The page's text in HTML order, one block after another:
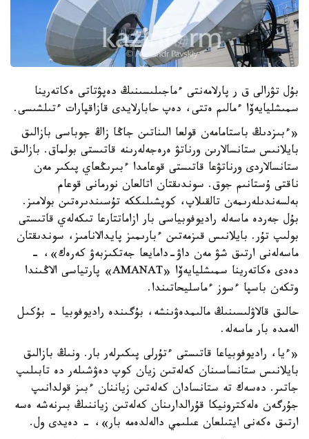
بۇل تۋرالى ق ر پارلامەنتى ءماجىلىسىنىڭ دەپۋتاتى ەكاتەرينا
سمىشليايەۆا ءمالىم ەتتى، دەپ حابارلايدى قازاقپارات ءتىلشىسى.
«ءبىزدىڭ باستامامەن قولعا الىناتىن جاڭا زاڭ جوباسى بازالىق
بايلانىس ستانسالارىن ورناتۋ ەرەجەلەرىنە قاتىستى بولماق. بازالىق
ستانسالاردى ورناتۋعا قاتىستى قوعامدا ءبىرىڭعاي پىكىر مەن
ناقتى ۇستانىم جوق. سوندىقتان اتالعان نورمانى قوعام
بەلسەندىلەرىمەن تالقىلاپ، كوپشىلىككە تۇسىندىرەتىن بولامىز.
بۇل جەردە ماسەلە راديوفوبياسى بار ازاماتتارعا تىكەلەي قاتىستى
بولىپ تۇر. بايلانىس قىزمەتىن ءبارىمىز پايدالانامىز، سوندىقتان
ماسەلەنى ارتىق شۋ مەن داۋ-دامايعا جەتكىزبەۋ كەرەك»، -
دەدى ەكاتەرينا سمىشليايەۆا «AMANAT» پارتياسى الاڭىندا
وتكەن باسپا ءسوز ءماسليحاتىندا.
حالىق قالاۋلىسىنىڭ مالىمدەۋىنشە، بۇگىندە راديوفوبيا - بۇكىل
الەمدە بار ماسەلە.
«ءيا، راديوفوبياعا قاتىستى ءتۇرلى پىكىرلەر بار. ونىڭ بازالىق
بايلانىس ستانساسىنان كەلەتىن زيان كوپ دەۋشىلەر دە تابىلىپ
جاتىر. دەسەك تە ستانسادان كەلەتىن زياننان ءبىز قولدانىپ
جۇرگەن ەلەكترونيكا قۇرالدارىنان كەلەتىن زياننىڭ بىرنەشە ەسە
ارتىق ەكەنى ايتىلعان عىلىمي دالەلدەمە بار»، - دەيدى ول.